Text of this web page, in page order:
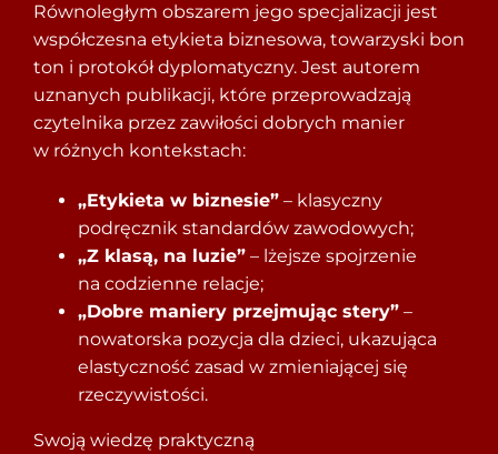
Równoległym obszarem jego specjalizacji jest
współczesna etykieta biznesowa, towarzyski bon
ton i protokół dyplomatyczny. Jest autorem
uznanych publikacji, które przeprowadzają
czytelnika przez zawiłości dobrych manier
w różnych kontekstach:
„Etykieta w biznesie” – klasyczny
podręcznik standardów zawodowych;
„Z klasą, na luzie” – lżejsze spojrzenie
na codzienne relacje;
„Dobre maniery przejmując stery” –
nowatorska pozycja dla dzieci, ukazująca
elastyczność zasad w zmieniającej się
rzeczywistości.
Swoją wiedzę praktyczną